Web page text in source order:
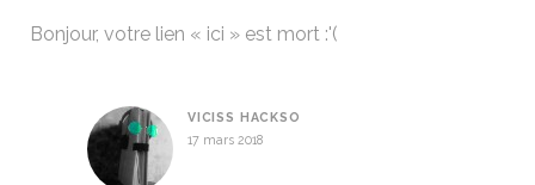
Bonjour, votre lien « ici » est mort :'(
VICISS HACKSO
17 mars 2018